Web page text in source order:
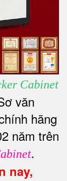
Cabinet
văn
hãng
năm trên
.
nay,